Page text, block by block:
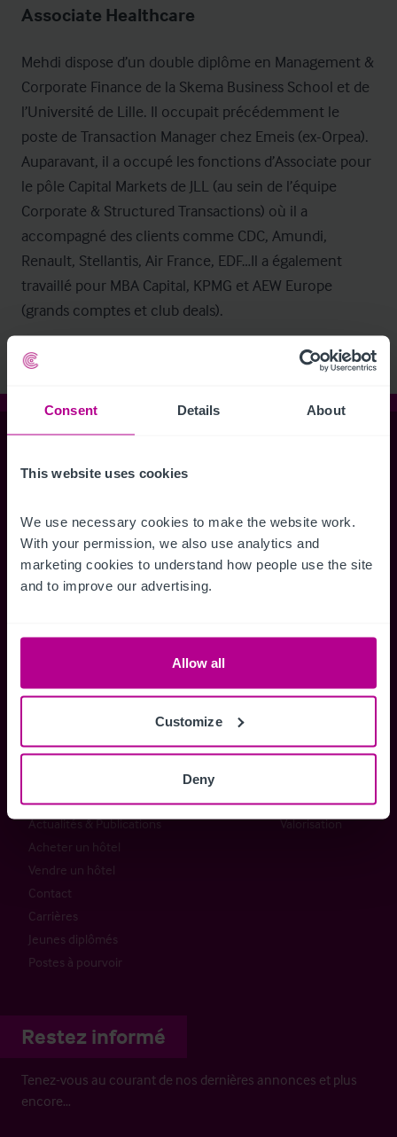
Consent Details About
This website uses cookies
We use necessary cookies to make the website work.
With your permission, we also use analytics and
marketing cookies to understand how people use the site
and to improve our advertising.
Allow all
Customize
Deny
Associate Healthcare
Mehdi dispose d’un double diplôme en Management &
Corporate Finance de la Skema Business School et de
l’Université de Lille. Il occupait précédemment le
poste de Transaction Manager chez Emeis (ex-Orpea).
Auparavant, il a occupé les fonctions d’Associate pour
le pôle Capital Markets de JLL (au sein de l’équipe
Corporate & Structured Transactions) où il a
accompagné des clients comme CDC, Amundi,
Renault, Stellantis, Air France, EDF…Il a également
travaillé pour MBA Capital, KPMG et AEW Europe
Siège social & Direction
10 rue La Fayette
75009 Paris
renseignements@christie.com
À propos de nous
Notre équipe
Actualités & Publications
Acheter un hôtel
Vendre un hôtel
Contact
Carrières
Jeunes diplômés
Postes à pourvoir
Transactions
Développement
Valorisation
Restez informé
Tenez-vous au courant de nos dernières annonces et plus
encore…